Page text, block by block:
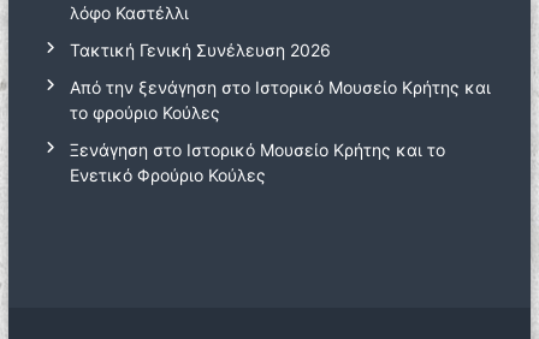
λόφο Καστέλλι
Τακτική Γενική Συνέλευση 2026
Από την ξενάγηση στο Ιστορικό Μουσείο Κρήτης και
το φρούριο Κούλες
Ξενάγηση στο Ιστορικό Μουσείο Κρήτης και το
Ενετικό Φρούριο Κούλες